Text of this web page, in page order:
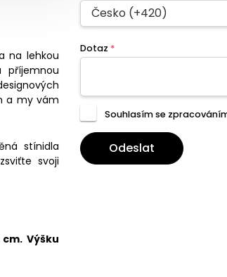
na lehkou
a my vám
stínidla
svoji
Výšku
Česko (+420)
Dotaz *
Souhlasím se
Odeslat